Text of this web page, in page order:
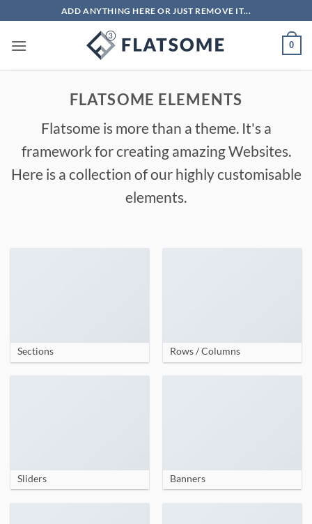
au
contenu
ADD ANYTHING HERE OR JUST REMOVE IT...
0
FLATSOME ELEMENTS
Flatsome is more than a theme. It's a
framework for creating amazing Websites.
Here is a collection of our highly customisable
elements.
Sections Rows / Columns
Sliders Banners